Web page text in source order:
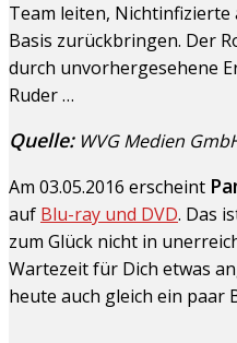
Team leiten,
Basis zurückbringen. Der
durch unvorhergesehene
Ruder …
Quelle:WVG Medien
Am 03.05.2016 erscheint
auf Blu-ray und DVD. Das
zum Glück nicht in
Wartezeit für Dich etwas
heute auch gleich ein paar